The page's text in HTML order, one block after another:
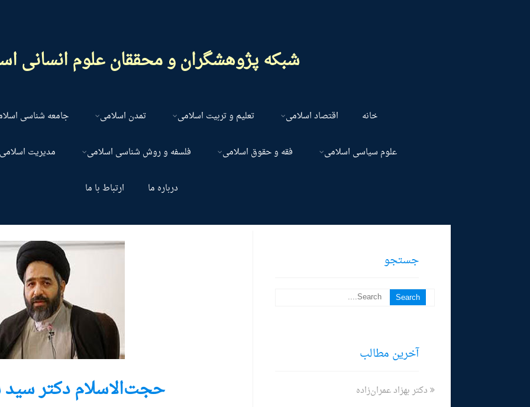
شبکه پژوهشگران و محققان علوم انسانی
خانه اقتصاد اسلامی تعلیم و تربیت اسلامی تمدن اسلامی جامعه شناسی
علوم سیاسی اسلامی فقه و حقوق اسلامی فلسفه و روش شناسی اسلامی مدیریت اسلامی
درباره ما ارتباط با ما
حجت‌الاسلام دکتر
جستجو
آخرین مطالب
دکتر بهزاد عمران‌زاده